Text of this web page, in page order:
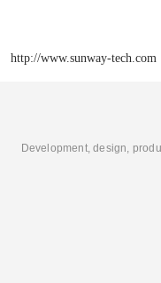
http://www.sunway-tech.com
Development, design,